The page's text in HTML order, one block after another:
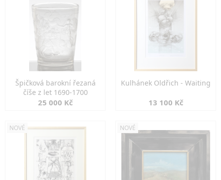
Špičková barokní řezaná
číše z let 1690-1700
25 000 Kč
Kulhánek Oldřich - Waiting
13 100 Kč
NOVÉ NOVÉ